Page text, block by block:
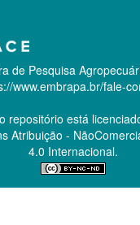
de Pesquisa
www.embrapa.br/fale-
repositório está
Atribuição -
4.0 Internacional.